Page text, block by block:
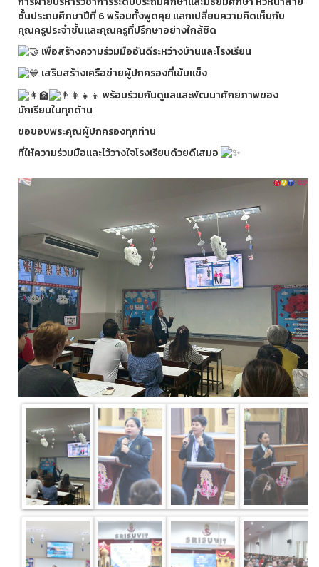
ชั้นประถมศึกษาปีที่ 6 พร้อมทั้งพูดคุย แลกเปลี่ยนความคิดเห็นกับ
คุณครูประจำชั้นและคุณครูที่ปรึกษาอย่างใกล้ชิด
เพื่อสร้างความร่วมมืออันดีระหว่างบ้านและโรงเรียน
เสริมสร้างเครือข่ายผู้ปกครองที่เข้มแข็ง
พร้อมร่วมกันดูแลและพัฒนาศักยภาพของ
นักเรียนในทุกด้าน
ขอขอบพระคุณผู้ปกครองทุกท่าน
ที่ให้ความร่วมมือและไว้วางใจโรงเรียนด้วยดีเสมอ